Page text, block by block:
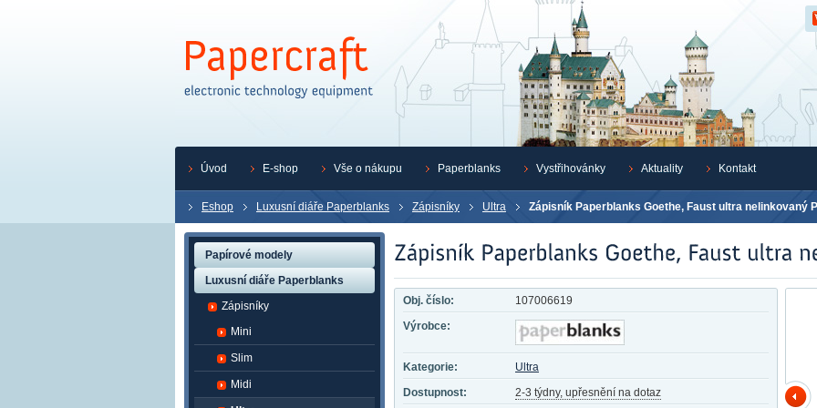
Eshop Luxusní diáře Paperblanks Zápisníky Ultra Zápisník Paperblanks Goethe, Faust ultra nelinkovaný
Obj. číslo:
107006619
Výrobce:
Kategorie:
Ultra
Dostupnost:
2-3 týdny, upřesnění na dotaz
Papírové modely
Luxusní diáře Paperblanks
Zápisníky
Mini
Slim
Midi
Úvod E-shop Vše o nákupu Paperblanks Vystřihovánky Aktuality Kontakt